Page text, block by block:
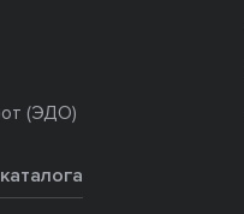
(ЭДО)